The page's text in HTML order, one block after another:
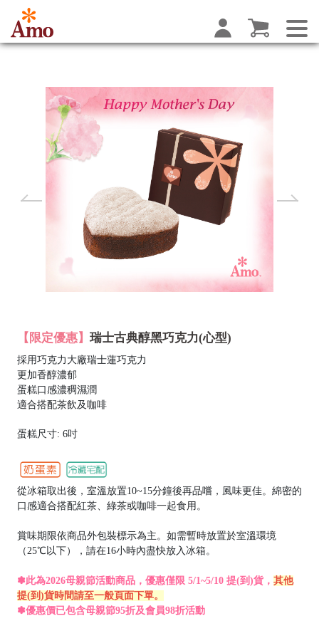
【限定優惠】 瑞士古典醇黑巧克力(心型)
採用巧克力大廠瑞士蓮巧克力
更加香醇濃郁
蛋糕口感濃稠濕潤
適合搭配茶飲及咖啡
蛋糕尺寸: 6吋
從冰箱取出後，室溫放置10~15分鐘後再品嚐，風味更佳。綿密的
口感適合搭配紅茶、綠茶或咖啡一起食用。
賞味期限依商品外包裝標示為主。如需暫時放置於室溫環境
（25℃以下），請在16小時內盡快放入冰箱。
✽此為2026母親節活動商品，優惠僅限 5/1~5/10 提(到 )貨， 其他
提(到 )貨時間請至一般頁面下單。
✽優惠價已包含母親節95折及會員98折活動